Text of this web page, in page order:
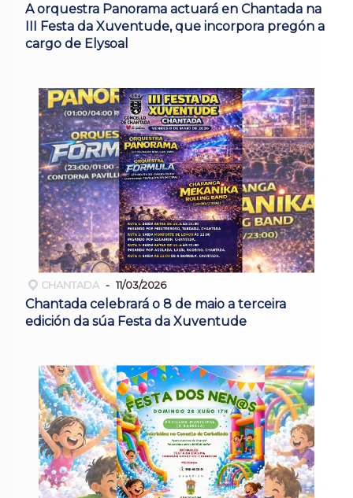
A orquestra Panorama actuará en Chantada na
III Festa da Xuventude, que incorpora pregón a
cargo de Elysoal
CHANTADA 11/03/2026
Chantada celebrará o 8 de maio a terceira
edición da súa Festa da Xuventude